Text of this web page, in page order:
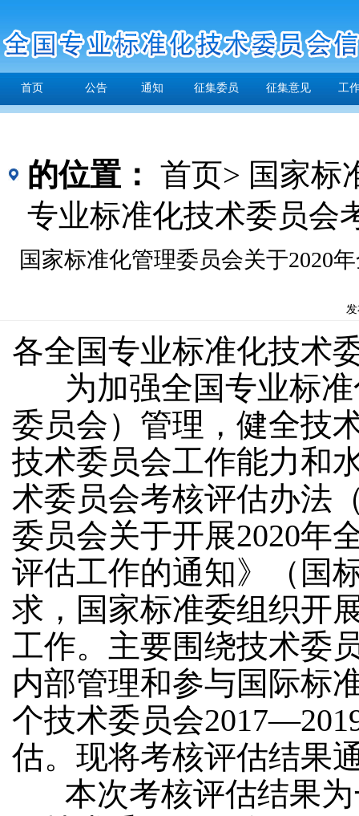
首页 公告 通知 征集委员 征集意见 工
的位置： 首页> 国家标
专业标准化技术委员会
国家标准化管理委员会关于2020
发
各全国专业标准化技术
为加强全国专业标
委员会）管理，健全技
技术委员会工作能力和
术委员会考核评估办法
委员会关于开展2020年
评估工作的通知》（国
求，国家标准委组织开
工作。主要围绕技术委
内部管理和参与国际标
个技术委员会
估。现将考核评估结果
本次考核评估结果